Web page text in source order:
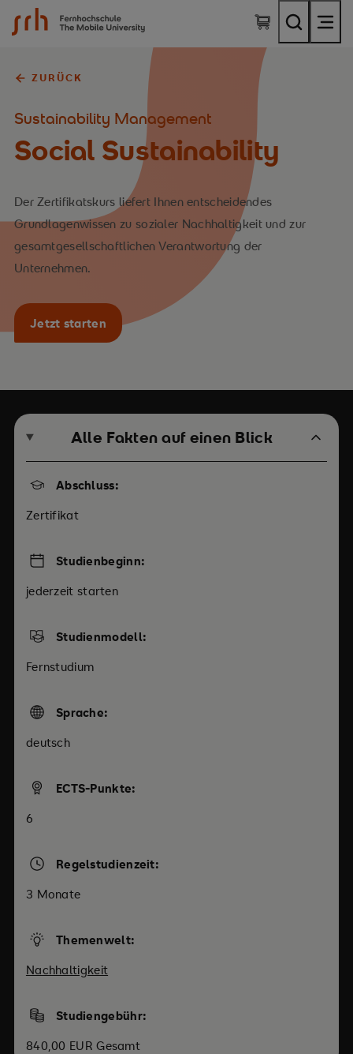
SRH Fernhochschule - The Mobile University
ZURÜCK
Sustainability Management
Social Sustainability
Der Zertifikatskurs liefert Ihnen entscheidendes
Grundlagenwissen zu sozialer Nachhaltigkeit und zur
gesamtgesellschaftlichen Verantwortung der
Unternehmen.
Jetzt starten
Alle Fakten auf einen Blick
Abschluss:
Zertifikat
Studienbeginn:
jederzeit starten
Studienmodell:
Fernstudium
Sprache:
deutsch
ECTS-Punkte:
6
Regelstudienzeit:
3 Monate
Themenwelt:
Nachhaltigkeit
Studiengebühr:
840,00 EUR Gesamt